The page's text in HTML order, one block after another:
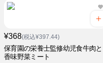
¥368(税込¥397.44)
保育園の栄養士監修幼児食牛肉と
香味野菜ミート